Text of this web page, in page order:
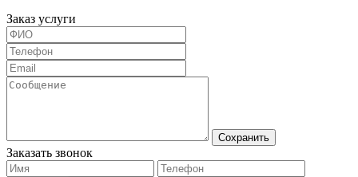
Заказ услуги
Сохранить
Заказать звонок